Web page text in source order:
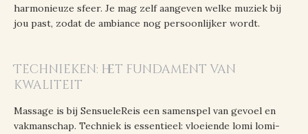
harmonieuze sfeer. Je mag zelf aangeven welke muziek bij
jou past, zodat de ambiance nog persoonlijker wordt.
Technieken: het fundament van
kwaliteit
Massage is bij SensueleReis een samenspel van gevoel en
vakmanschap. Techniek is essentieel: vloeiende lomi lomi-